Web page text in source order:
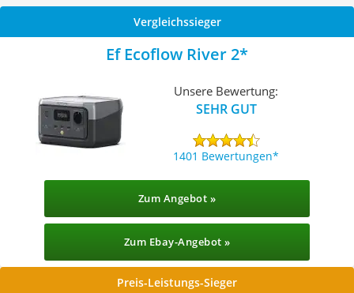
Vergleichssieger
Ef Ecoflow River 2
Unsere Bewertung:
SEHR GUT
1401 Bewertungen
Zum Angebot »
Zum Ebay-Angebot »
Preis-Leistungs-Sieger